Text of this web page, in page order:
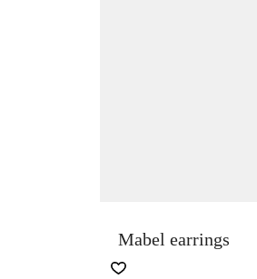
Mabel earrings